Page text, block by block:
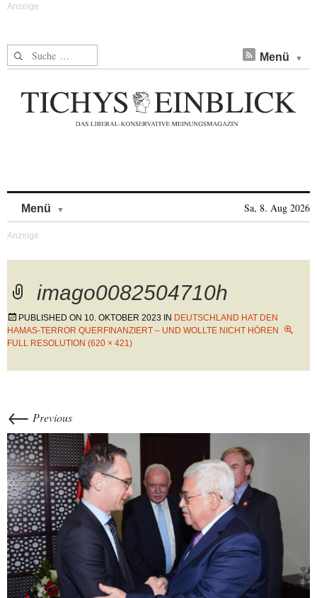
Suche nach: Menü
Menü Sa, 8. Aug 2026
imago0082504710h
PUBLISHED ON 10. OKTOBER 2023 IN DEUTSCHLAND HAT DEN
HAMAS-TERROR QUERFINANZIERT – UND WOLLTE NICHT HÖREN
FULL RESOLUTION (620 × 421)
← Previous